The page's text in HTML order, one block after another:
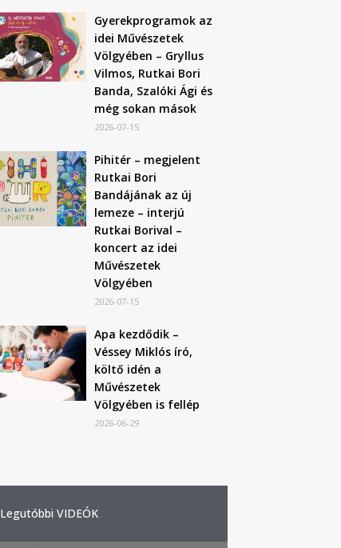
Gyerekprogramok az
idei Művészetek
Völgyében – Gryllus
Vilmos, Rutkai Bori
Banda, Szalóki Ági és
még sokan mások
2026-07-15
Pihitér – megjelent
Rutkai Bori
Bandájának az új
lemeze – interjú
Rutkai Borival –
koncert az idei
Művészetek
Völgyében
2026-07-15
Apa kezdődik –
Véssey Miklós író,
költő idén a
Művészetek
Völgyében is fellép
2026-06-29
Legutóbbi VIDEÓK